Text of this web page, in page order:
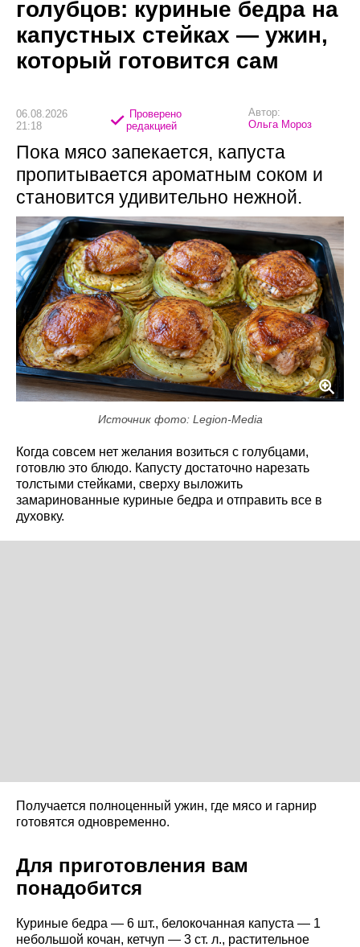
голубцов: куриные бедра на
капустных стейках — ужин,
который готовится сам
06.08.2026
21:18
Проверено
редакцией
Автор:
Ольга Мороз
Пока мясо запекается, капуста
пропитывается ароматным соком и
становится удивительно нежной.
Источник фото: Legion-Media
Когда совсем нет желания возиться с голубцами,
готовлю это блюдо. Капусту достаточно нарезать
толстыми стейками, сверху выложить
замаринованные куриные бедра и отправить все в
духовку.
Получается полноценный ужин, где мясо и гарнир
готовятся одновременно.
Для приготовления вам
понадобится
Куриные бедра — 6 шт., белокочанная капуста — 1
небольшой кочан, кетчуп — 3 ст. л., растительное